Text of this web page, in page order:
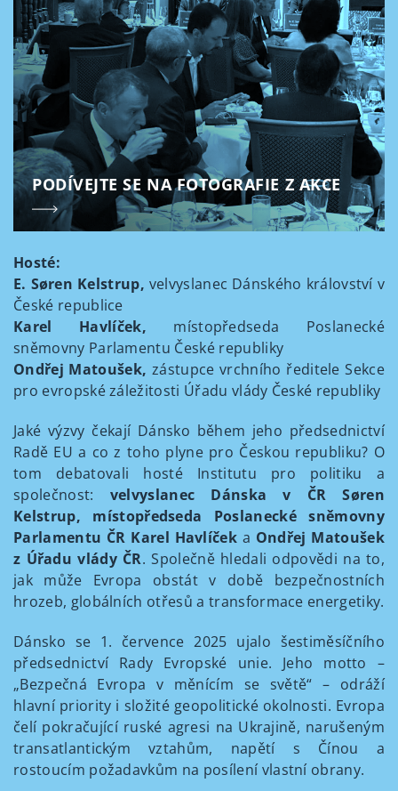
PODÍVEJTE SE NA FOTOGRAFIE Z AKCE
Hosté:
E. Søren Kelstrup, velvyslanec Dánského království v
České republice
Karel Havlíček, místopředseda Poslanecké
sněmovny Parlamentu České republiky
Ondřej Matoušek, zástupce vrchního ředitele Sekce
pro evropské záležitosti Úřadu vlády České republiky
Jaké výzvy čekají Dánsko během jeho předsednictví
Radě EU a co z toho plyne pro Českou republiku? O
tom debatovali hosté Institutu pro politiku a
společnost: velvyslanec Dánska v ČR Søren
Kelstrup, místopředseda Poslanecké sněmovny
Parlamentu ČR Karel Havlíček a Ondřej Matoušek
z Úřadu vlády ČR. Společně hledali odpovědi na to,
jak může Evropa obstát v době bezpečnostních
hrozeb, globálních otřesů a transformace energetiky.
Dánsko se 1. července 2025 ujalo šestiměsíčního
předsednictví Rady Evropské unie. Jeho motto –
„Bezpečná Evropa v měnícím se světě“ – odráží
hlavní priority i složité geopolitické okolnosti. Evropa
čelí pokračující ruské agresi na Ukrajině, narušeným
transatlantickým vztahům, napětí s Čínou a
rostoucím požadavkům na posílení vlastní obrany.